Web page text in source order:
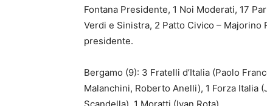
Fontana Presidente, 1 Noi Moderati, 17
Verdi e Sinistra, 2 Patto Civico –
presidente.
Bergamo (9): 3 Fratelli d’Italia (Paolo
Malanchini, Roberto Anelli), 1 Forza Italia